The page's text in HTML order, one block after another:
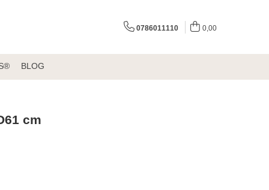
0786011110 0,00
BLOG
cm